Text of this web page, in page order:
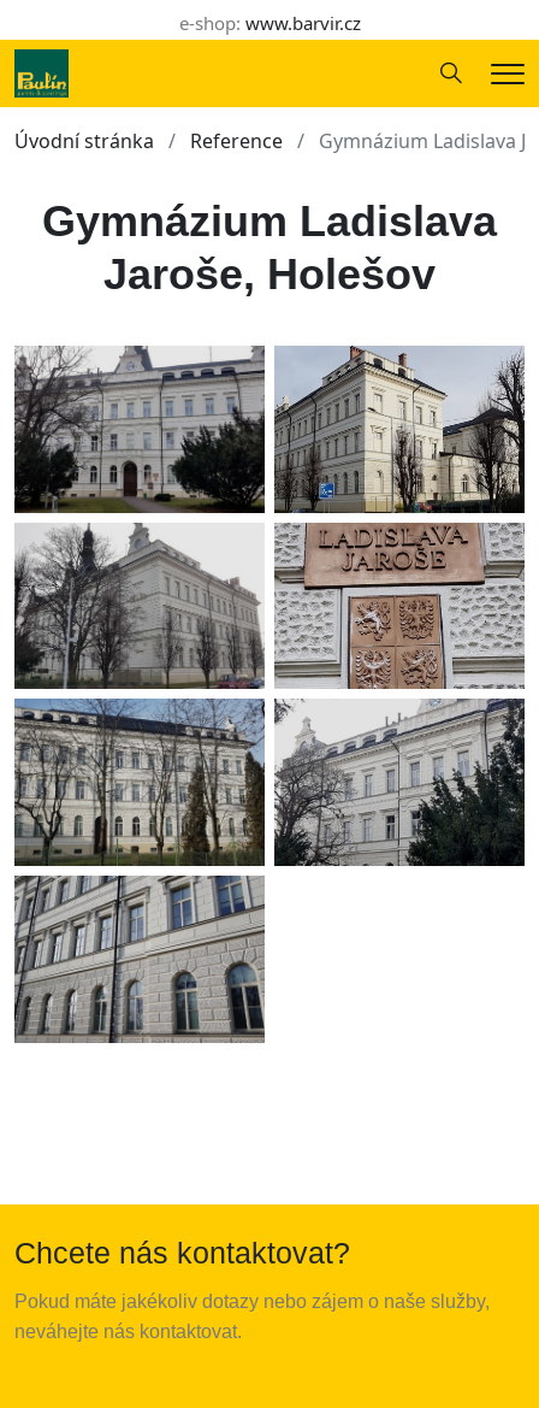
e-shop: www.barvir.cz
Hledání
Úvodní stránka Reference Gymnázium Ladislava
Gymnázium Ladislava
Jaroše, Holešov
Chcete nás kontaktovat?
Pokud máte jakékoliv dotazy nebo zájem o naše služby,
neváhejte nás kontaktovat.